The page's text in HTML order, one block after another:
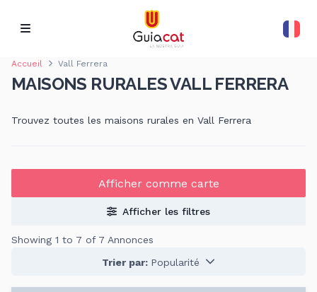
Accueil Vall Ferrera
MAISONS RURALES VALL FERRERA
Trouvez toutes les maisons rurales en Vall Ferrera
Afficher comme carte
Afficher les filtres
Showing 1 to 7 of 7 Annonces
Trier par: Popularité